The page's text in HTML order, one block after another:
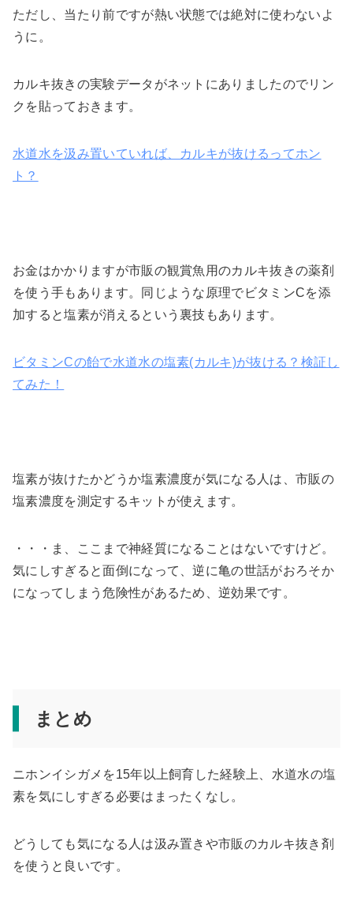
ただし、当たり前ですが熱い状態では絶対に使わないよ
うに。
カルキ抜きの実験データがネットにありましたのでリン
クを貼っておきます。
水道水を汲み置いていれば、カルキが抜けるってホン
ト？
お金はかかりますが市販の観賞魚用のカルキ抜きの薬剤
を使う手もあります。同じような原理でビタミンCを添
加すると塩素が消えるという裏技もあります。
ビタミンCの飴で水道水の塩素(カルキ)が抜ける？検証し
てみた！
塩素が抜けたかどうか塩素濃度が気になる人は、市販の
塩素濃度を測定するキットが使えます。
・・・ま、ここまで神経質になることはないですけど。
気にしすぎると面倒になって、逆に亀の世話がおろそか
になってしまう危険性があるため、逆効果です。
まとめ
ニホンイシガメを15年以上飼育した経験上、水道水の塩
素を気にしすぎる必要はまったくなし。
どうしても気になる人は汲み置きや市販のカルキ抜き剤
を使うと良いです。